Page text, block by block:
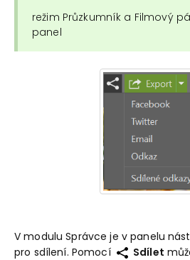
režim Průzkumník a Filmový
panel
V modulu Správce je v panelu
pro sdílení. Pomocí
Sdílet